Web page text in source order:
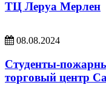
ТЦ Леруа Мерлен
08.08.2024
Студенты-
торговый центр